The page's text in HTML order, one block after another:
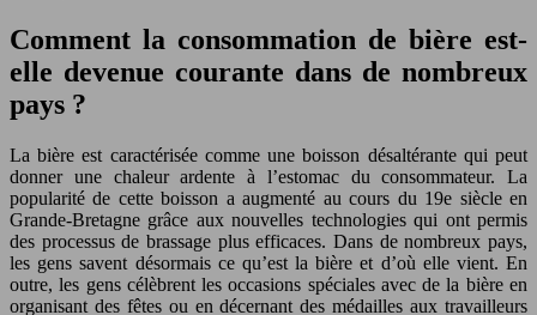
Comment la consommation de bière est-
elle devenue courante dans de nombreux
pays ?
La bière est caractérisée comme une boisson désaltérante qui peut
donner une chaleur ardente à l’estomac du consommateur. La
popularité de cette boisson a augmenté au cours du 19e siècle en
Grande-Bretagne grâce aux nouvelles technologies qui ont permis
des processus de brassage plus efficaces. Dans de nombreux pays,
les gens savent désormais ce qu’est la bière et d’où elle vient. En
outre, les gens célèbrent les occasions spéciales avec de la bière en
organisant des fêtes ou en décernant des médailles aux travailleurs